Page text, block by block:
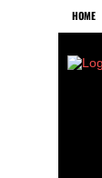
HOME